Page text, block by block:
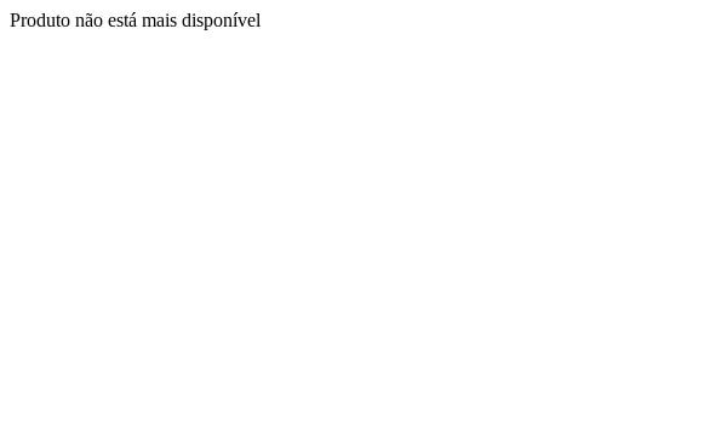
Produto não está mais disponível